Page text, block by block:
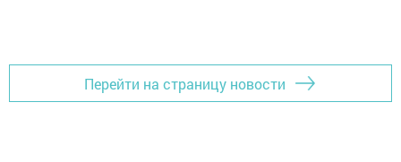
Перейти на страницу новости